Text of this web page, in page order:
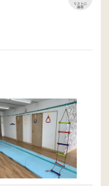
リストに
保存